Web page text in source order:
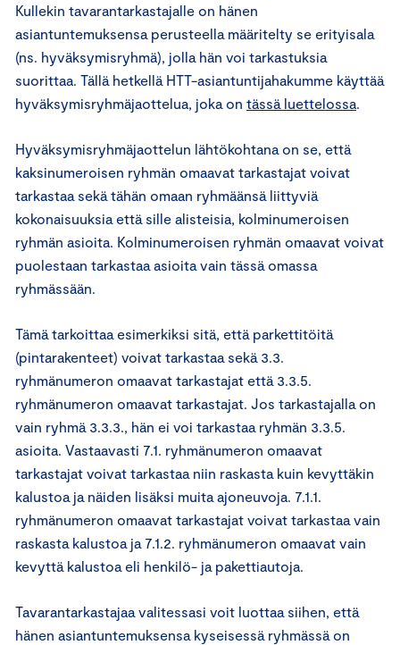
Kullekin tavarantarkastajalle on hänen
asiantuntemuksensa perusteella määritelty se erityisala
(ns. hyväksymisryhmä), jolla hän voi tarkastuksia
suorittaa. Tällä hetkellä HTT-asiantuntijahakumme käyttää
hyväksymisryhmäjaottelua, joka on tässä luettelossa.
Hyväksymisryhmäjaottelun lähtökohtana on se, että
kaksinumeroisen ryhmän omaavat tarkastajat voivat
tarkastaa sekä tähän omaan ryhmäänsä liittyviä
kokonaisuuksia että sille alisteisia, kolminumeroisen
ryhmän asioita. Kolminumeroisen ryhmän omaavat voivat
puolestaan tarkastaa asioita vain tässä omassa
ryhmässään.
Tämä tarkoittaa esimerkiksi sitä, että parkettitöitä
(pintarakenteet) voivat tarkastaa sekä 3.3.
ryhmänumeron omaavat tarkastajat että 3.3.5.
ryhmänumeron omaavat tarkastajat. Jos tarkastajalla on
vain ryhmä 3.3.3., hän ei voi tarkastaa ryhmän 3.3.5.
asioita. Vastaavasti 7.1. ryhmänumeron omaavat
tarkastajat voivat tarkastaa niin raskasta kuin kevyttäkin
kalustoa ja näiden lisäksi muita ajoneuvoja. 7.1.1.
ryhmänumeron omaavat tarkastajat voivat tarkastaa vain
raskasta kalustoa ja 7.1.2. ryhmänumeron omaavat vain
kevyttä kalustoa eli henkilö- ja pakettiautoja.
Tavarantarkastajaa valitessasi voit luottaa siihen, että
hänen asiantuntemuksensa kyseisessä ryhmässä on